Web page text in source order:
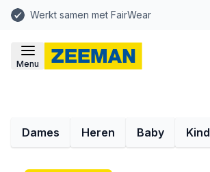
Werkt samen met FairWear
Menu
Dames Heren Baby Kind